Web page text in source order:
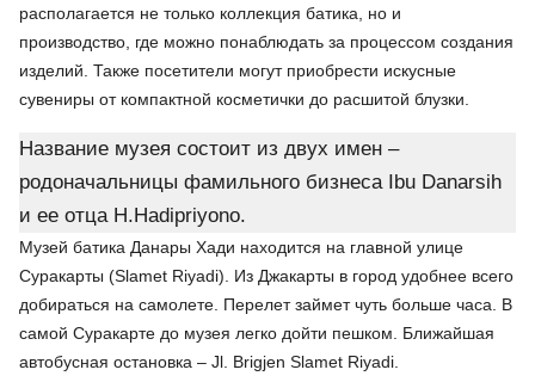
располагается не только коллекция батика, но и
производство, где можно понаблюдать за процессом создания
изделий. Также посетители могут приобрести искусные
сувениры от компактной косметички до расшитой блузки.
Название музея состоит из двух имен –
родоначальницы фамильного бизнеса Ibu Danarsih
и ее отца H.Hadipriyono.
Музей батика Данары Хади находится на главной улице
Суракарты (‪Slamet Riyadi). Из Джакарты в город удобнее всего
добираться на самолете. Перелет займет чуть больше часа. В
самой Суракарте до музея легко дойти пешком. Ближайшая
автобусная остановка – Jl. Brigjen Slamet Riyadi.